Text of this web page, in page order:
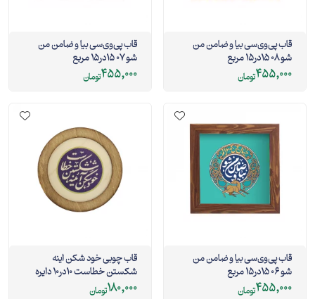
قاب پی‌وی‌سی بیا و ضامن من
شو 08 15در15 مربع
455,000تومان
قاب پی‌وی‌سی بیا و ضامن من
شو 07 15در15 مربع
455,000تومان
قاب پی‌وی‌سی بیا و ضامن من
شو 06 15در15 مربع
455,000تومان
قاب چوبی خود شکن اینه
شکستن خطاست 10در10 دایره
180,000تومان